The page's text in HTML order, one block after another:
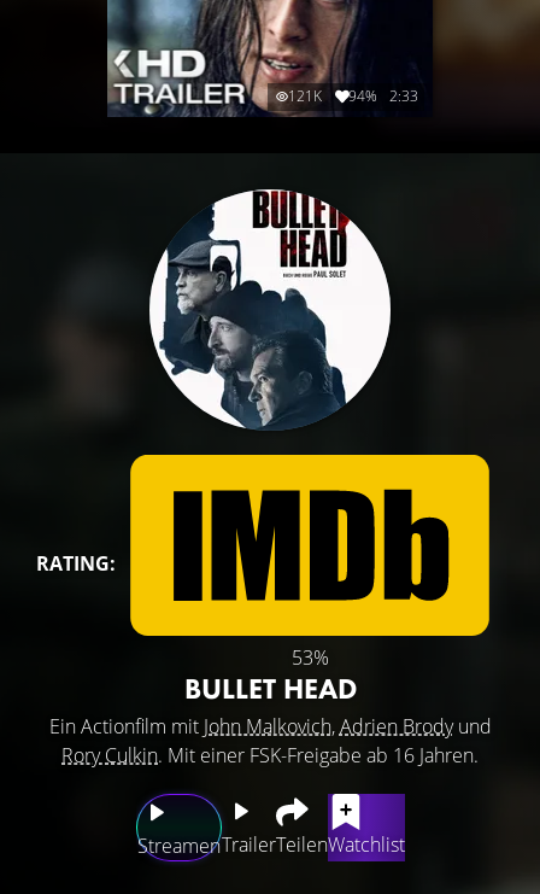
121K 94% 2:33
RATING:
53%
BULLET HEAD
Ein Actionfilm mit John Malkovich,Adrien Brodyund
Rory Culkin. Mit einer FSK-Freigabe ab 16 Jahren.
StreamenTrailerTeilenWatchlist